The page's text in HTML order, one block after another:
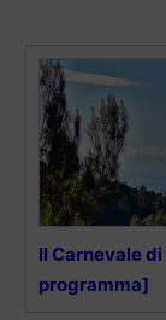
Il Carnevale
programma]